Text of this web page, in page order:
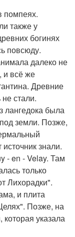
помпеях.
также у
богинях
повсюду.
далеко не
и всё же
Древние
стали.
лангедока была
земли. Позже,
знали.
- en - Velay. Там
только
Лихорадки".
и плита
Позже, на
указала